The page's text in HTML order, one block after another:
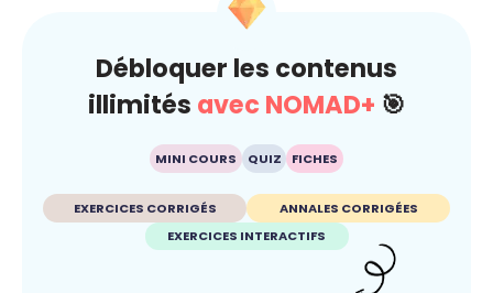
Débloquer les contenus
illimités avec NOMAD+ 🎯
MINI COURS QUIZ FICHES
EXERCICES CORRIGÉS
ANNALES CORRIGÉES
EXERCICES INTERACTIFS